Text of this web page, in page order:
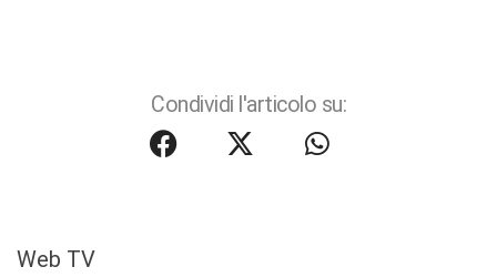
Condividi l'articolo su:
Web TV